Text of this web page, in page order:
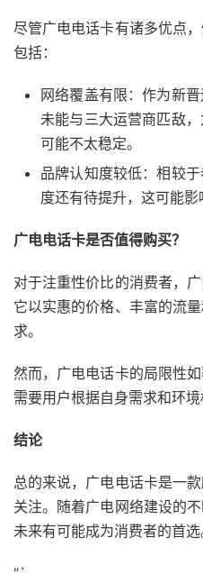
尽管广电电话卡有诸多优点
包括：
网络覆盖有限：作为新
未能与三大运营商匹敌
可能不太稳定。
品牌认知度较低：相较
度还有待提升，这可能影
广电电话卡是否值得购买？
对于注重性价比的消费者，
它以实惠的价格、丰富的流
求。
然而，广电电话卡的局限性
需要用户根据自身需求和环境
结论
总的来说，广电电话卡是一
关注。随着广电网络建设的
未来有可能成为消费者的首选
“`